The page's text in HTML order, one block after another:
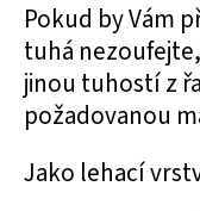
Pokud by Vám
tuhá
jinou tuhostí z
požadovanou
Jako lehací